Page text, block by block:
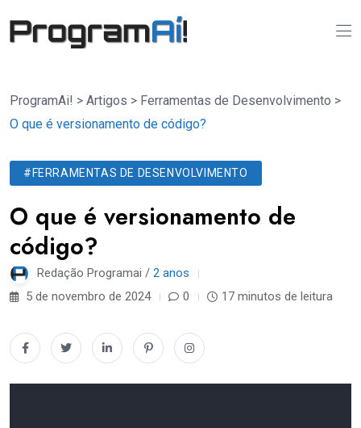
ProgramAi! > Artigos > Ferramentas de Desenvolvimento >
O que é versionamento de código?
#FERRAMENTAS DE DESENVOLVIMENTO
O que é versionamento de
código?
Redação Programai / 2 anos
5 de novembro de 2024
0 17 minutos de leitura